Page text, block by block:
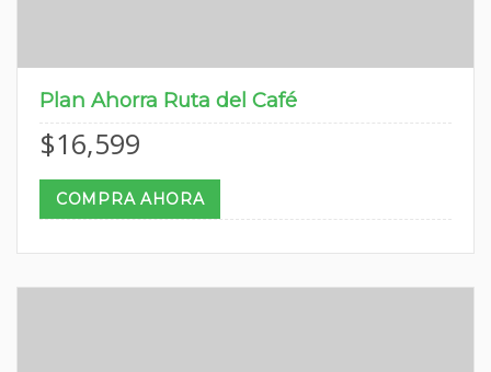
Plan Ahorra Ruta del Café
$16,599
COMPRA AHORA